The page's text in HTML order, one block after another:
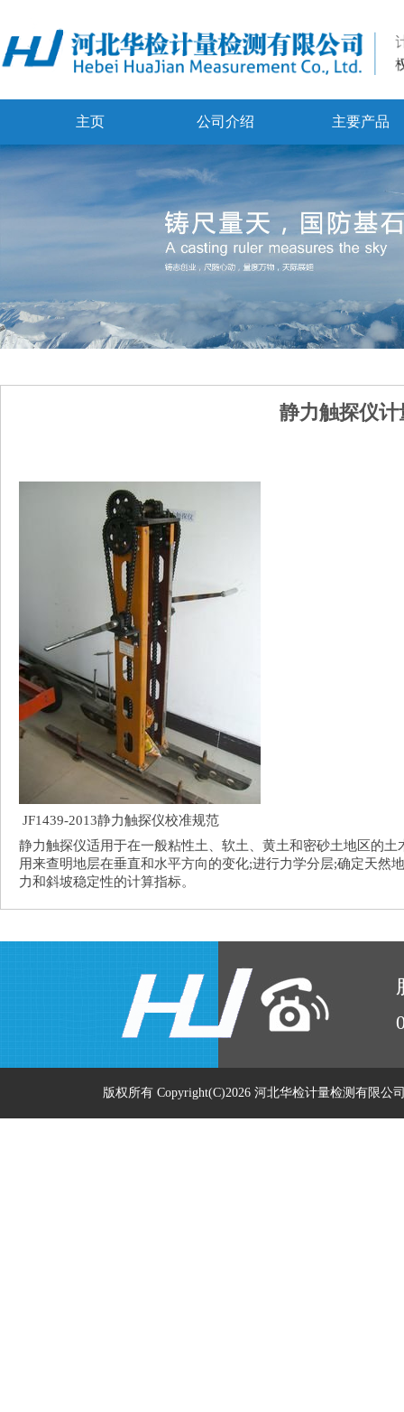
主页 公司介绍 主要产品
静力触探仪
JF1439-2013静力触探仪校准规范
静力触探仪适用于在一般粘性土、软土、黄土和密砂土地区的
用来查明地层在垂直和水平方向的变化;进行力学分层;确定天然
力和斜坡稳定性的计算指标。
版权所有 Copyright(C)2026 河北华检计量检测有限